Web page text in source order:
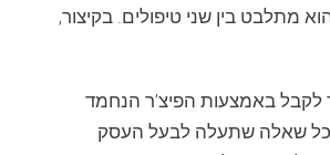
מתלבט בין שני טיפולים. בקיצור,
באמצעות הפיצ’ר הנחמד
שאלה שתעלה לבעל העסק